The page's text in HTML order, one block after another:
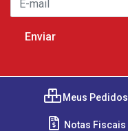
Meus Pedidos
Notas Fiscais